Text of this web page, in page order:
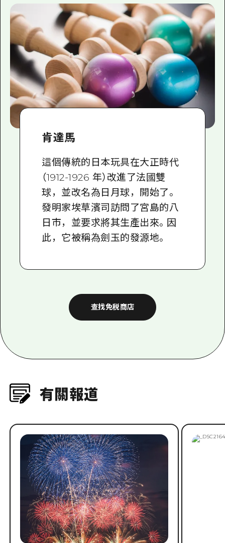
肯達馬
這個傳統的日本玩具在大正時代
（1912-1926 年）改進了法國雙
球，並改名為日月球，開始了。
發明家埃草濱司訪問了宮島的八
日市，並要求將其生產出來。因
此，它被稱為劍玉的發源地。
查找免税商店
有關報道